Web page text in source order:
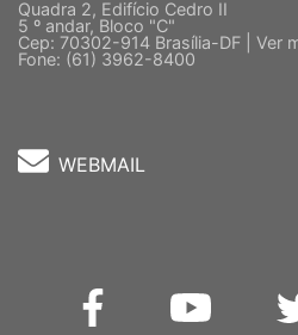
Sede Nacional - Setor Comercial Sul
Quadra 2, Edifício Cedro II
5 º andar, Bloco "C"
Cep: 70302-914 Brasília-DF |